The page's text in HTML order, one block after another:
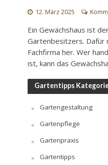
12. März 2025
Ein Gewächshaus ist
Gartenbesitzers. Dafür
Fachfirma her. Wer
ist, kann das
Gartentipps
Gartengestaltung
Gartenpflege
Gartenpraxis
Gartentipps